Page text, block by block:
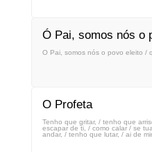
Ó Pai, somos nós o
Ó Pai, somos nós o povo eleito /
O Profeta
Tenho que gritar, / tenho que
escapar de ti, / como calar / se
andar, / tenho que lutar, / ai de
como calar / se tua voz arde em